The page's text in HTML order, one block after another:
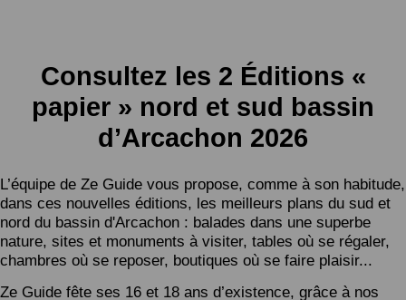
Consultez les 2 Éditions «
papier » nord et sud bassin
d’Arcachon 2026
L’équipe de Ze Guide vous propose, comme à son habitude,
dans ces nouvelles éditions, les meilleurs plans du sud et
nord du bassin d'Arcachon : balades dans une superbe
nature, sites et monuments à visiter, tables où se régaler,
chambres où se reposer, boutiques où se faire plaisir...
Ze Guide fête ses 16 et 18 ans d’existence, grâce à nos